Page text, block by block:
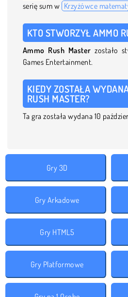
serię sum w Krzyżówce
KTO STWORZYŁ AMMO
Ammo Rush Master zostało
Games Entertainment.
KIEDY ZOSTAŁA
RUSH MASTER?
Ta gra została wydana 10
Gry 3D
Gry Arkadowe
Gry HTML5
Gry Platformowe